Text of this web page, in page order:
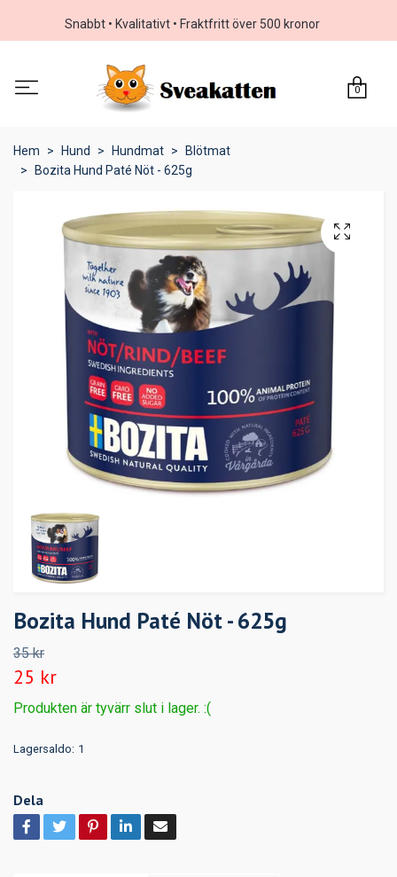
Snabbt • Kvalitativt • Fraktfritt över 500 kronor
0
Hem Hund Hundmat
Blötmat
Bozita Hund Paté Nöt - 625g
Bozita Hund Paté Nöt - 625g
35 kr
25 kr
Produkten är tyvärr slut i lager. :(
Lagersaldo: 1
Dela